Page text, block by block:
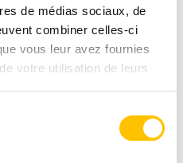
de médias sociaux, de
combiner celles-ci
vous leur avez fournies
votre utilisation de leurs
la glisse étaient
a permis detester des
de référence
. Reste
quels modèles précis